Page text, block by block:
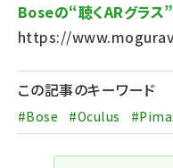
Boseの“聴くARグラ
https://
この記事のキーワード
#Bose #Oculus